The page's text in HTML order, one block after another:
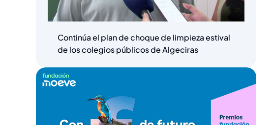
Continúa el plan de choque de limpieza estival
de los colegios públicos de Algeciras